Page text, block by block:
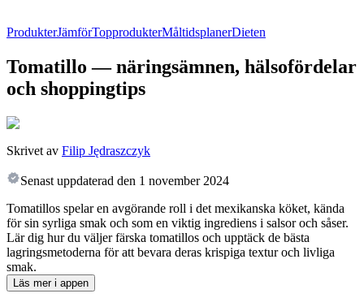
ProdukterJämförTopprodukterMåltidsplanerDieten
Tomatillo — näringsämnen, hälsofördelar
och shoppingtips
Skrivet av Filip Jędraszczyk
Senast uppdaterad den 1 november 2024
Tomatillos spelar en avgörande roll i det mexikanska köket, kända
för sin syrliga smak och som en viktig ingrediens i salsor och såser.
Lär dig hur du väljer färska tomatillos och upptäck de bästa
lagringsmetoderna för att bevara deras krispiga textur och livliga
smak.
Läs mer i appen